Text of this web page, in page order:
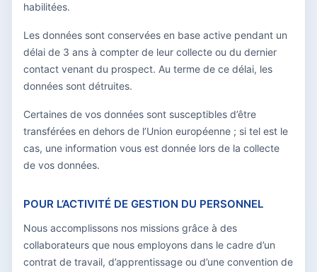
habilitées.
Les données sont conservées en base active pendant un
délai de 3 ans à compter de leur collecte ou du dernier
contact venant du prospect. Au terme de ce délai, les
données sont détruites.
Certaines de vos données sont susceptibles d’être
transférées en dehors de l’Union européenne ; si tel est le
cas, une information vous est donnée lors de la collecte
de vos données.
POUR L’ACTIVITÉ DE GESTION DU PERSONNEL
Nous accomplissons nos missions grâce à des
collaborateurs que nous employons dans le cadre d’un
contrat de travail, d’apprentissage ou d’une convention de